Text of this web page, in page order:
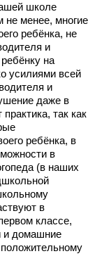
школе
не менее, многие
ребёнка, не
и
на
усилиями всей
и
даже в
так как
ребёнка, в
в
(в наших
в
классе,
и домашние
положительному